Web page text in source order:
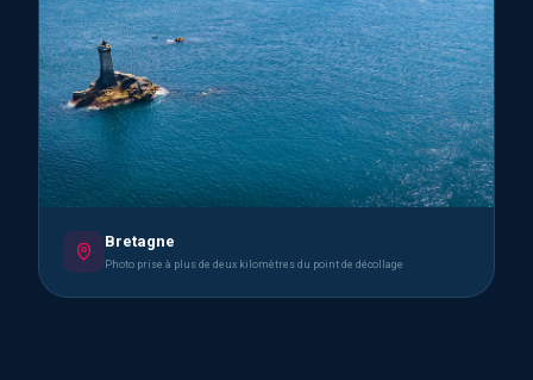
Bretagne
Photo prise à plus de deux kilomètres du point de décollage